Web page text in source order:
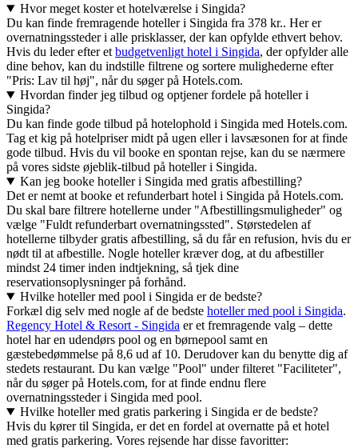
Hvor meget koster et hotelværelse i Singida?
Du kan finde fremragende hoteller i Singida fra 378 kr.. Her er
overnatningssteder i alle prisklasser, der kan opfylde ethvert behov.
Hvis du leder efter et budgetvenligt hotel i Singida, der opfylder alle
dine behov, kan du indstille filtrene og sortere mulighederne efter
"Pris: Lav til høj", når du søger på Hotels.com.
Hvordan finder jeg tilbud og optjener fordele på hoteller i
Singida?
Du kan finde gode tilbud på hotelophold i Singida med Hotels.com.
Tag et kig på hotelpriser midt på ugen eller i lavsæsonen for at finde
gode tilbud. Hvis du vil booke en spontan rejse, kan du se nærmere
på vores sidste øjeblik-tilbud på hoteller i Singida.
Kan jeg booke hoteller i Singida med gratis afbestilling?
Det er nemt at booke et refunderbart hotel i Singida på Hotels.com.
Du skal bare filtrere hotellerne under "Afbestillingsmuligheder" og
vælge "Fuldt refunderbart overnatningssted". Størstedelen af
hotellerne tilbyder gratis afbestilling, så du får en refusion, hvis du er
nødt til at afbestille. Nogle hoteller kræver dog, at du afbestiller
mindst 24 timer inden indtjekning, så tjek dine
reservationsoplysninger på forhånd.
Hvilke hoteller med pool i Singida er de bedste?
Forkæl dig selv med nogle af de bedste hoteller med pool i Singida.
Regency Hotel & Resort - Singida er et fremragende valg – dette
hotel har en udendørs pool og en børnepool samt en
gæstebedømmelse på 8,6 ud af 10. Derudover kan du benytte dig af
stedets restaurant. Du kan vælge "Pool" under filteret "Faciliteter",
når du søger på Hotels.com, for at finde endnu flere
overnatningssteder i Singida med pool.
Hvilke hoteller med gratis parkering i Singida er de bedste?
Hvis du kører til Singida, er det en fordel at overnatte på et hotel
med gratis parkering. Vores rejsende har disse favoritter: